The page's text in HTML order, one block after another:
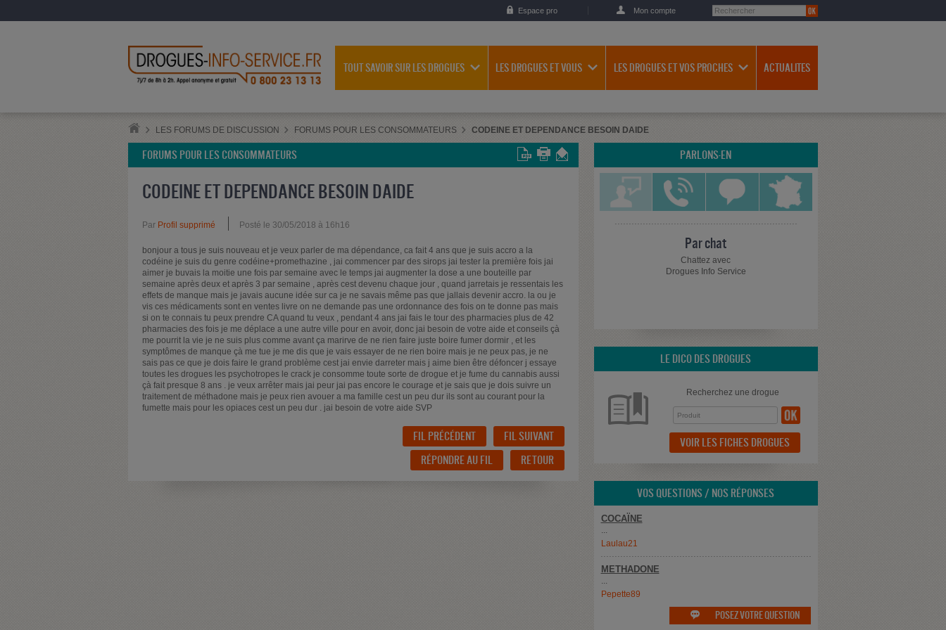
Espace pro Mon compte
TOUT SAVOIR SUR LES DROGUES LES DROGUES ET VOUS LES DROGUES ET VOS PROCHES ACTUALITES
LES FORUMS DE DISCUSSION FORUMS POUR LES CONSOMMATEURS CODEINE ET DEPENDANCE BESOIN DAIDE
FORUMS POUR LES CONSOMMATEURS
CODEINE ET DEPENDANCE BESOIN DAIDE
Par Profil supprimé Posté le 30/05/2018 à 16h16
bonjour a tous je suis nouveau et je veux parler de ma dépendance, ca fait 4 ans que je suis accro a la
codéine je suis du genre codéine+promethazine , jai commencer par des sirops jai tester la première fois jai
aimer je buvais la moitie une fois par semaine avec le temps jai augmenter la dose a une bouteille par
semaine après deux et après 3 par semaine , après cest devenu chaque jour , quand jarretais je ressentais les
effets de manque mais je javais aucune idée sur ca je ne savais même pas que jallais devenir accro. la ou je
vis ces médicaments sont en ventes livre on ne demande pas une ordonnance des fois on te donne pas mais
si on te connais tu peux prendre CA quand tu veux , pendant 4 ans jai fais le tour des pharmacies plus de 42
pharmacies des fois je me déplace a une autre ville pour en avoir, donc jai besoin de votre aide et conseils çà
me pourrit la vie je ne suis plus comme avant ça marirve de ne rien faire juste boire fumer dormir , et les
symptômes de manque çà me tue je me dis que je vais essayer de ne rien boire mais je ne peux pas, je ne
sais pas ce que je dois faire le grand problème cest jai envie darreter mais j aime bien être défoncer j essaye
toutes les drogues les psychotropes le crack je consomme toute sorte de drogue et je fume du cannabis aussi
çà fait presque 8 ans . je veux arrêter mais jai peur jai pas encore le courage et je sais que je dois suivre un
traitement de méthadone mais je peux rien avouer a ma famille cest un peu dur ils sont au courant pour la
fumette mais pour les opiaces cest un peu dur . jai besoin de votre aide SVP
FIL PRÉCÉDENT
FIL SUIVANT
RÉPONDRE AU FIL
RETOUR
PARLONS-EN
Par chat
Chattez avec
Drogues Info Service
LE DICO DES DROGUES
Recherchez une drogue
VOIR LES FICHES DROGUES
VOS QUESTIONS / NOS RÉPONSES
COCAÏNE
Laulau21
METHADONE
Pepette89
 POSEZ VOTRE QUESTION